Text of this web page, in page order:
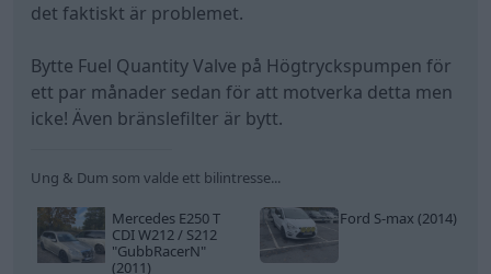
det faktiskt är problemet.
Bytte Fuel Quantity Valve på Högtryckspumpen för
ett par månader sedan för att motverka detta men
icke! Även bränslefilter är bytt.
Ung & Dum som valde ett bilintresse...
Mercedes E250 T
CDI W212 / S212
"GubbRacerN"
(2011)
Ford S-max (2014)